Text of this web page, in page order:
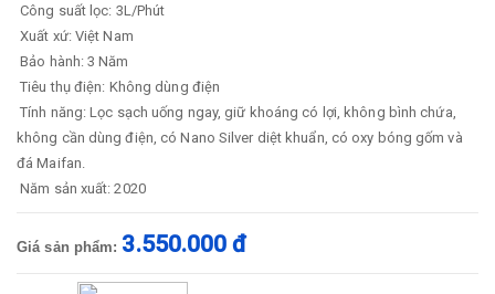
Công suất lọc: 3L/Phút
Xuất xứ: Việt Nam
Bảo hành: 3 Năm
Tiêu thụ điện: Không dùng điện
Tính năng: Lọc sạch uống ngay, giữ khoáng có lợi, không bình chứa,
không cần dùng điện, có Nano Silver diệt khuẩn, có oxy bóng gốm và
đá Maifan.
Năm sản xuất: 2020
Giá sản phẩm: 3.550.000 đ